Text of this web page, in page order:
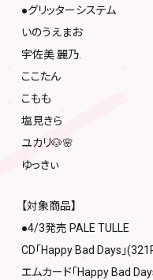
●グリッターシステム
いのうえまお
宇佐美 麗乃.
ここたん
こもも
塩見きら
ユカリ🐶🌸
ゆっきぃ
【対象商品】
●4/3発売 PALE TULLE
CD「Happy Bad Days」
エムカード「Happy Bad